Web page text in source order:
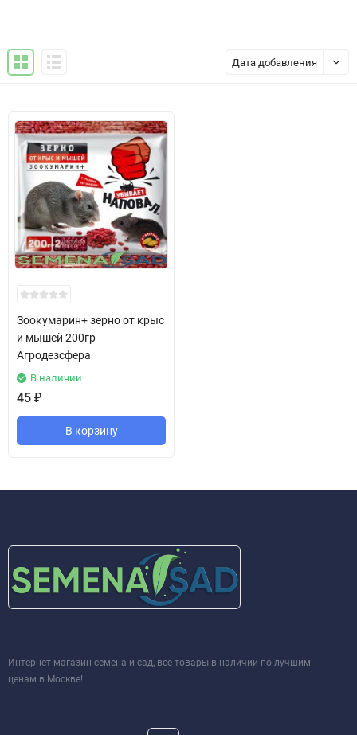
Дата добавления
Зоокумарин+ зерно от крыс
и мышей 200гр
Агродезсфера
В наличии
45 ₽
В корзину
Интернет магазин семена и сад, все товары в наличии по лучшим
ценам в Москве!